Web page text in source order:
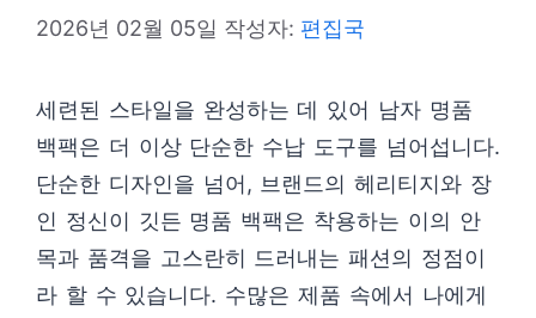
2026년 02월 05일 작성자: 편집국
세련된 스타일을 완성하는 데 있어 남자 명품
백팩은 더 이상 단순한 수납 도구를 넘어섭니다.
단순한 디자인을 넘어, 브랜드의 헤리티지와 장
인 정신이 깃든 명품 백팩은 착용하는 이의 안
목과 품격을 고스란히 드러내는 패션의 정점이
라 할 수 있습니다. 수많은 제품 속에서 나에게